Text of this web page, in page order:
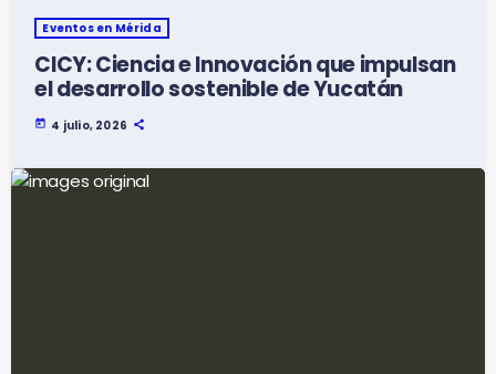
Eventos en Mérida
CICY: Ciencia e Innovación que impulsan
el desarrollo sostenible de Yucatán
today 4 julio, 2026